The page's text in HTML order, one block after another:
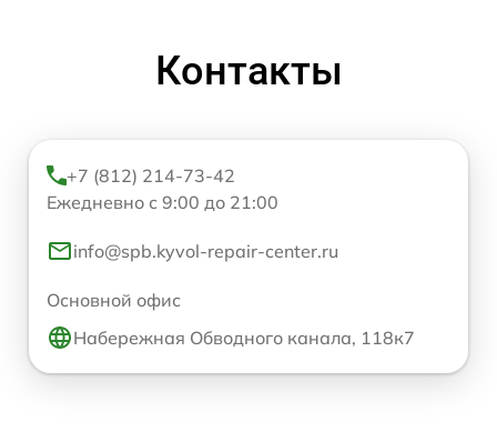
Контакты
+7 (812) 214-73-42
Ежедневно с 9:00 до 21:00
info@spb.kyvol-repair-center.ru
Основной офис
Набережная Обводного канала, 118к7